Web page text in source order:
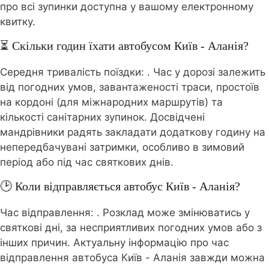
про всі зупинки доступна у вашому електронному
квитку.
⏳ Скільки годин їхати автобусом Київ - Аланія?
Середня тривалість поїздки: . Час у дорозі залежить
від погодних умов, завантаженості траси, простоїв
на кордоні (для міжнародних маршрутів) та
кількості санітарних зупинок. Досвідчені
мандрівники радять закладати додаткову годину на
непередбачувані затримки, особливо в зимовий
період або під час святкових днів.
🕑 Коли відправляється автобус Київ - Аланія?
Час відправлення: . Розклад може змінюватись у
святкові дні, за несприятливих погодних умов або з
інших причин. Актуальну інформацію про час
відправлення автобуса Київ - Аланія завжди можна